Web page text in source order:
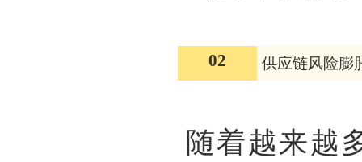
02 供应链风险膨
随着越来越